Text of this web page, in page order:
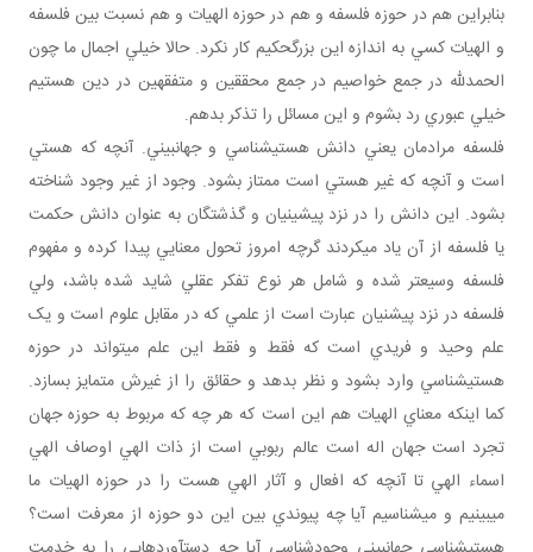
بنابراين هم در حوزه فلسفه و هم در حوزه الهيات و هم نسبت بين فلسفه
و الهيات کسي به اندازه اين بزرگ‎حکيم کار نکرد. حالا خيلي اجمال ما چون
الحمدلله در جمع خواصيم در جمع محققين و متفقهين در دين هستيم
خيلي عبوري رد بشوم و اين مسائل را تذکر بدهم.
فلسفه مرادمان يعني دانش هستي‎شناسي و جهان‎بيني. آنچه که هستي
است و آنچه که غير هستي است ممتاز بشود. وجود از غير وجود شناخته
بشود. اين دانش را در نزد پيشينيان و گذشتگان به عنوان دانش حکمت
يا فلسفه از آن ياد مي‎کردند گرچه امروز تحول معنايي پيدا کرده و مفهوم
فلسفه وسيع‎تر شده و شامل هر نوع تفکر عقلي شايد شده باشد، ولي
فلسفه در نزد پيشنيان عبارت است از علمي که در مقابل علوم است و يک
علم وحيد و فريدي است که فقط و فقط اين علم مي‎تواند در حوزه
هستي‎شناسي وارد بشود و نظر بدهد و حقائق را از غيرش متمايز بسازد.
کما اينکه معناي الهيات هم اين است که هر چه که مربوط به حوزه جهان
تجرد است جهان اله است عالم ربوبي است از ذات الهي اوصاف الهي
اسماء الهي تا آنچه که افعال و آثار الهي هست را در حوزه الهيات ما
مي‎بينيم و مي‎شناسيم آيا چه پيوندي بين اين دو حوزه از معرفت است؟